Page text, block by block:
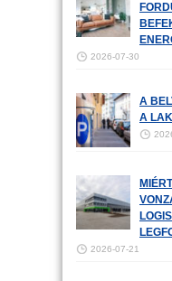
2026-07-30
A
A
2026-07-21